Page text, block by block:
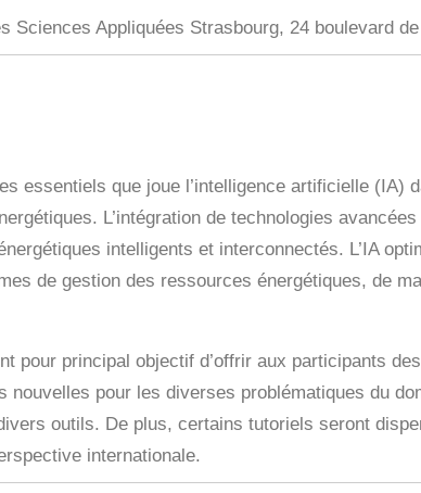
Sciences Appliquées Strasbourg, 24 boulevard
essentiels que joue l’intelligence artificielle
L’intégration de technologies
intelligents et interconnectés. L’IA
de gestion des ressources énergétiques, de
pour principal objectif d’offrir aux participants
nouvelles pour les diverses problématiques du
outils. De plus, certains tutoriels seront
internationale.